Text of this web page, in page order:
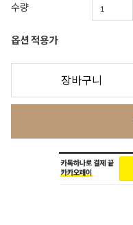
수량
옵션 적용가
장바구니